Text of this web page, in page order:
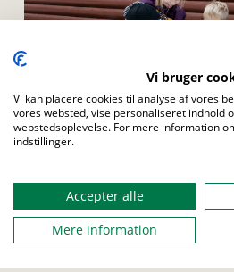
TROP SENIOR ROVER
Vi bruger
Vi kan placere cookies til analyse af vores
vores websted, vise personaliseret indhold
webstedsoplevelse. For mere information
indstillinger.
Accepter alle
Mere information